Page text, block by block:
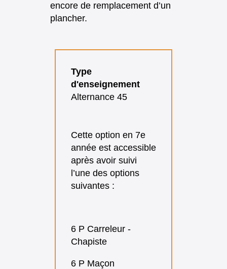
encore de remplacement d’un
plancher.
Type
d'enseignement
Alternance 45
Cette option en 7e
année est accessible
après avoir suivi
l’une des options
suivantes :
6 P Carreleur -
Chapiste
6 P Maçon